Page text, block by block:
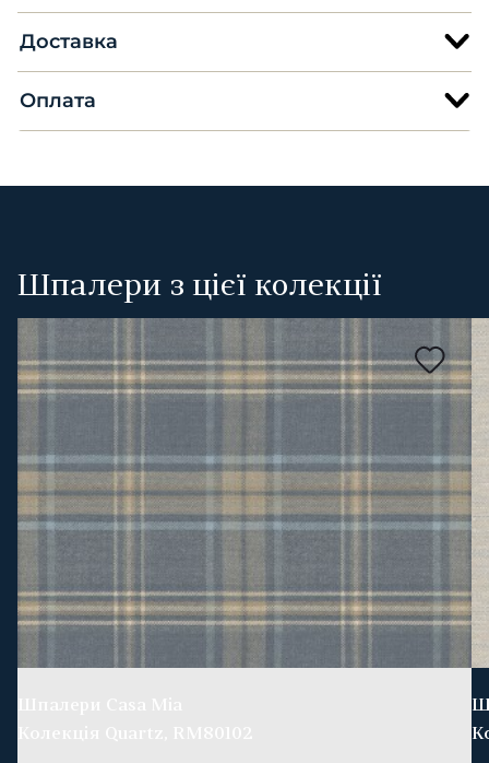
Доставка
Оплата
Шпалери з цієї колекції